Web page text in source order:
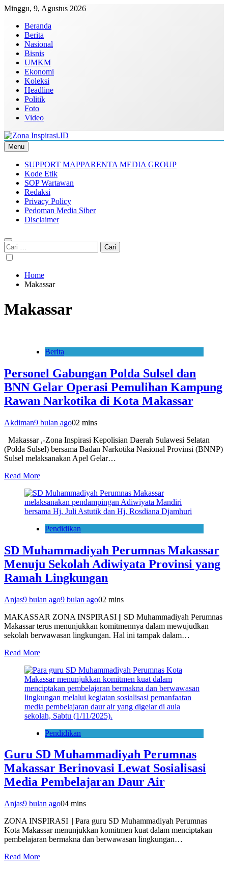
Skip
content
Minggu, 9, Agustus 2026
Beranda
Berita
Nasional
Bisnis
UMKM
Ekonomi
Koleksi
Headline
Politik
Foto
Video
Zona Inspirasi.ID
Bersama Membangun Semangat Baru
Menu
SUPPORT MAPPARENTA MEDIA GROUP
Kode Etik
SOP Wartawan
Redaksi
Privacy Policy
Pedoman Media Siber
Disclaimer
Cari
untuk:
Home
Makassar
Makassar
Berita
Personel Gabungan Polda Sulsel dan
BNN Gelar Operasi Pemulihan Kampung
Rawan Narkotika di Kota Makassar
Akdiman9 bulan ago02 mins
Makassar ,-Zona Inspirasi Kepolisian Daerah Sulawesi Selatan
(Polda Sulsel) bersama Badan Narkotika Nasional Provinsi (BNNP)
Sulsel melaksanakan Apel Gelar…
Read More
Pendidikan
SD Muhammadiyah Perumnas Makassar
Menuju Sekolah Adiwiyata Provinsi yang
Ramah Lingkungan
Anjas9 bulan ago9 bulan ago02 mins
MAKASSAR ZONA INSPIRASI || SD Muhammadiyah Perumnas
Makassar terus menunjukkan komitmennya dalam mewujudkan
sekolah berwawasan lingkungan. Hal ini tampak dalam…
Read More
Pendidikan
Guru SD Muhammadiyah Perumnas
Makassar Berinovasi Lewat Sosialisasi
Media Pembelajaran Daur Air
Anjas9 bulan ago04 mins
ZONA INSPIRASI || Para guru SD Muhammadiyah Perumnas
Kota Makassar menunjukkan komitmen kuat dalam menciptakan
pembelajaran bermakna dan berwawasan lingkungan…
Read More